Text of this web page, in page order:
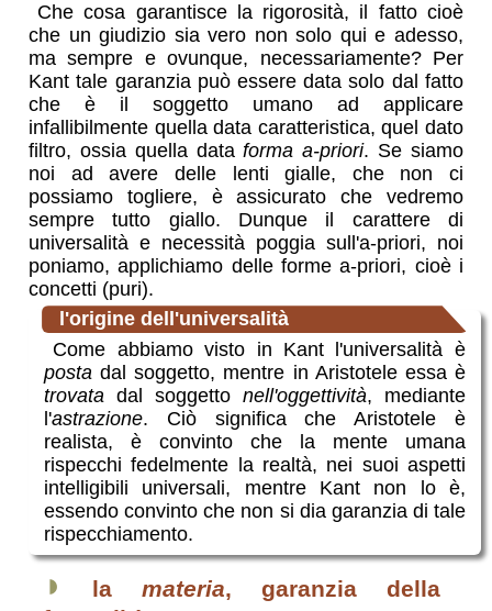
Che cosa garantisce la rigorosità, il fatto cioè
che un giudizio sia vero non solo qui e adesso,
ma sempre e ovunque, necessariamente? Per
Kant tale garanzia può essere data solo dal fatto
che è il soggetto umano ad applicare
infallibilmente quella data caratteristica, quel dato
filtro, ossia quella dataforma a-priori. Se siamo
noi ad avere delle lenti gialle, che non ci
possiamo togliere, è assicurato che vedremo
sempre tutto giallo. Dunque il carattere di
universalità e necessità poggia sull'a-priori, noi
poniamo, applichiamo delle forme a-priori, cioè i
concetti (puri).
l'origine dell'universalità
Come abbiamo visto in Kant l'universalità è
posta dal soggetto, mentre in Aristotele essa è
trovata dal soggetto nell'oggettività, mediante
l'astrazione. Ciò significa che Aristotele è
realista, è convinto che la mente umana
rispecchi fedelmente la realtà, nei suoi aspetti
intelligibili universali, mentre Kant non lo è,
essendo convinto che non si dia garanzia di tale
rispecchiamento.
◗ lamateria, garanzia della